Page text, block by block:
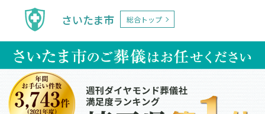
さいたま市 総合トップ